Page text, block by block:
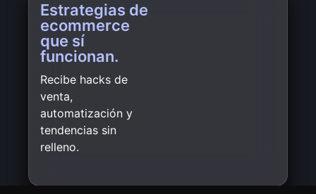
Estrategias de
ecommerce
que sí
funcionan.
Recibe hacks de
venta,
automatización y
tendencias sin
relleno.